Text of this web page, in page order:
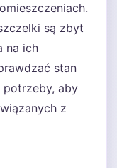
są zbyt
na ich
stan
potrzeby, aby
z